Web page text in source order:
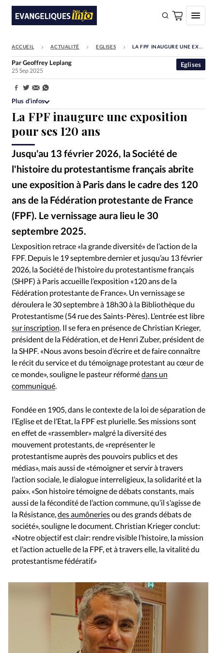
FAIRE UN DON
Faire un don
Eglises
Société
Bible
Toute l'actualité
Se connecter
Devise: CHF
RUBRIQUES
Toute l'actualité Bible
Eglises
Histoire Laicité
Liberté religieuse
Mission
Monde People Politique
Religions
Société
ACCUEIL ACTUALITÉ EGLISES LA FPF INAUGURE UNE EXPOSITION POUR SES 120 ANS
La FPF inaugure une exposition
pour ses 120 ans
Jusqu'au 13 février 2026, la Société de
l'histoire du protestantisme français abrite
une exposition à Paris dans le cadre des 120
ans de la Fédération protestante de France
(FPF). Le vernissage aura lieu le 30
septembre 2025.
Eglises
ParGeoffrey Leplang
25 Sep 2025
Partager:
Plus d’infos
L’exposition retrace «la grande diversité» de l’action de la
FPF. Depuis le 19 septembre dernier et jusqu’au 13 février
2026, la Société de l’histoire du protestantisme français
(SHPF) à Paris accueille l’exposition «120 ans de la
Fédération protestante de France». Un vernissage se
déroulera le 30 septembre à 18h30 à la Bibliothèque du
Protestantisme (54 rue des Saints-Pères). L’entrée est libre
sur inscription . Il se fera en présence de Christian Krieger,
président de la Fédération, et de Henri Zuber, président de
la SHPF. «Nous avons besoin d’écrire et de faire connaître
le récit du service et du témoignage protestant au cœur de
ce monde», souligne le pasteur réformédans un
communiqué
Fondée en 1905, dans le contexte de la loi de séparation de
l’Eglise et de l’Etat, la FPF est plurielle. Ses missions sont
en effet de «rassembler» malgré la diversité des
mouvement protestants, de «représenter le
protestantisme auprès des pouvoirs publics et des
médias», mais aussi de «témoigner et servir à travers
l’action sociale, le dialogue interreligieux, la solidarité et la
paix». «Son histoire témoigne de débats constants, mais
aussi de la fécondité de l’action commune, qu’il s’agisse de
la Résistance,des aumôneriesou des grands débats de
société», souligne le document. Christian Krieger conclut:
«Notre objectif est clair: rendre visible l’histoire, la mission
et l’action actuelle de la FPF, et à travers elle, la vitalité du
protestantisme fédératif.»